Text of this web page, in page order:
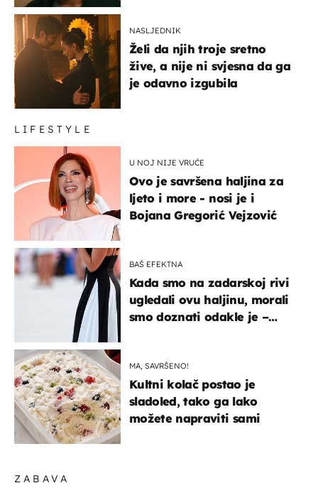
ZABAVA
NASLJEDNIK
Želi da njih troje sretno
žive, a nije ni svjesna da ga
je odavno izgubila
LIFESTYLE
U NOJ NIJE VRUĆE
Ovo je savršena haljina za
ljeto i more - nosi je i
Bojana Gregorić Vejzović
BAŠ EFEKTNA
Kada smo na zadarskoj rivi
ugledali ovu haljinu, morali
smo doznati odakle je –
MA, SAVRŠENO!
Kultni kolač postao je
sladoled, tako ga lako
možete napraviti sami